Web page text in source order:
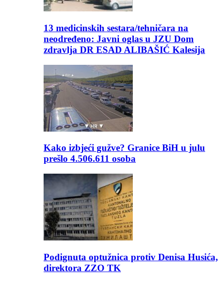
13 medicinskih sestara/tehničara na
neodređeno: Javni oglas u JZU Dom
zdravlja DR ESAD ALIBAŠIĆ Kalesija
Kako izbjeći gužve? Granice BiH u julu
prešlo 4.506.611 osoba
Podignuta optužnica protiv Denisa Husića,
direktora ZZO TK